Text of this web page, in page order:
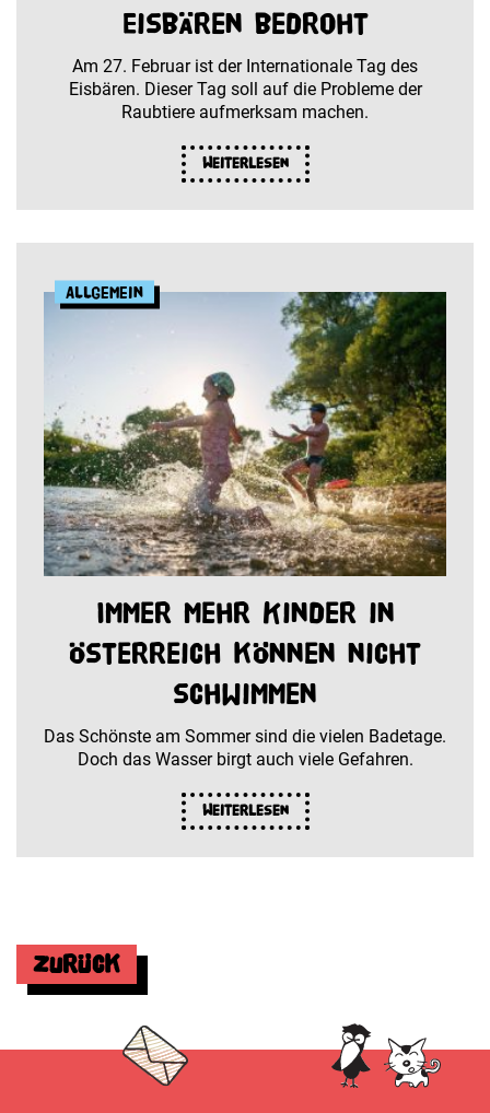
Eisbären bedroht
Am 27. Februar ist der Internationale Tag des
Eisbären. Dieser Tag soll auf die Probleme der
Raubtiere aufmerksam machen.
Weiterlesen
Allgemein
Immer mehr Kinder in
Österreich können nicht
schwimmen
Das Schönste am Sommer sind die vielen Badetage.
Doch das Wasser birgt auch viele Gefahren.
Weiterlesen
Zurück